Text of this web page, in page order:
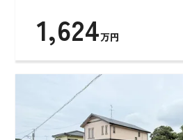
1,624万円